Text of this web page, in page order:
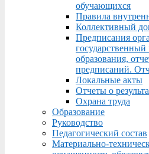
обучающихся
Правила
Коллективный
Предписания
государственный
образования,
предписаний.
Локальные акты
Отчеты о
Охрана труда
Образование
Руководство
Педагогический состав
Материально-